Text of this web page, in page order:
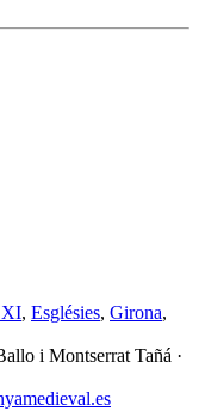
XI, Esglésies, Girona,
i Montserrat Tañá ·